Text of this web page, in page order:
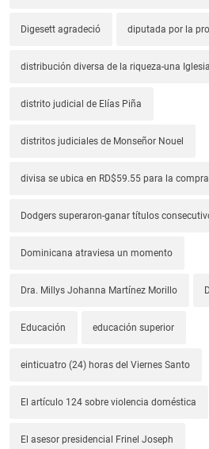
Digesett agradeció diputada por la
distribución diversa de la riqueza-una
distrito judicial de Elías Piña
distritos judiciales de Monseñor Nouel
divisa se ubica en RD$59.55 para la
Dodgers superaron-ganar títulos
Dominicana atraviesa un momento
Dra. Millys Johanna Martínez Morillo
Educación educación superior
einticuatro (24) horas del Viernes Santo
El artículo 124 sobre violencia doméstica
El asesor presidencial Frinel Joseph